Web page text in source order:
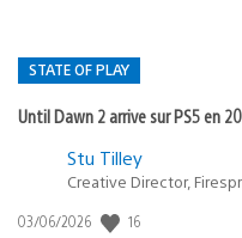
STATE OF PLAY
Until Dawn 2 arrive sur PS5 en
Postée
:
Stu Tilley
Creative Director,
Date
03/06/2026 16